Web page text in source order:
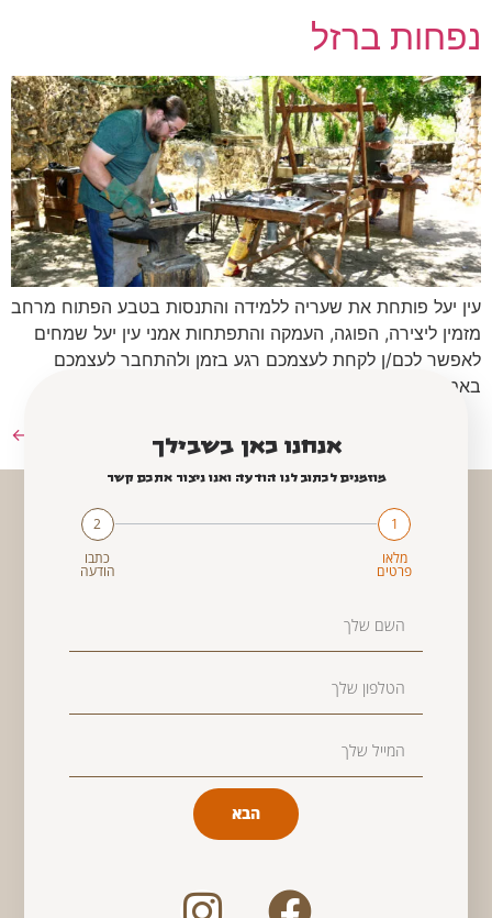
נפחות ברזל
עין יעל פותחת את שעריה ללמידה והתנסות בטבע הפתוח מרחב
מזמין ליצירה, הפוגה, העמקה והתפתחות אמני עין יעל שמחים
לאפשר לכם/ן לקחת לעצמכם רגע בזמן ולהתחבר לעצמכם
באמצעות המלאכות והעשייה, הלימוד והחוויה.
←
אנחנו כאן בשבילך
מוזמנים לכתוב לנו הודעה ואנו ניצור אתכם קשר
1
מלאו
פרטים
2
כתבו
הודעה
הבא